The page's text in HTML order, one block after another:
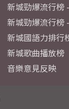
新城勁爆流行榜
新城勁爆流行榜
新城國語力排行
新城歌曲播放榜
音樂意見反映